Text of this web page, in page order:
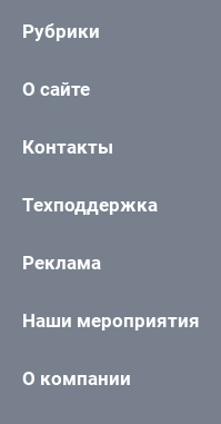
Рубрики
О сайте
Контакты
Техподдержка
Реклама
Наши мероприятия
О компании